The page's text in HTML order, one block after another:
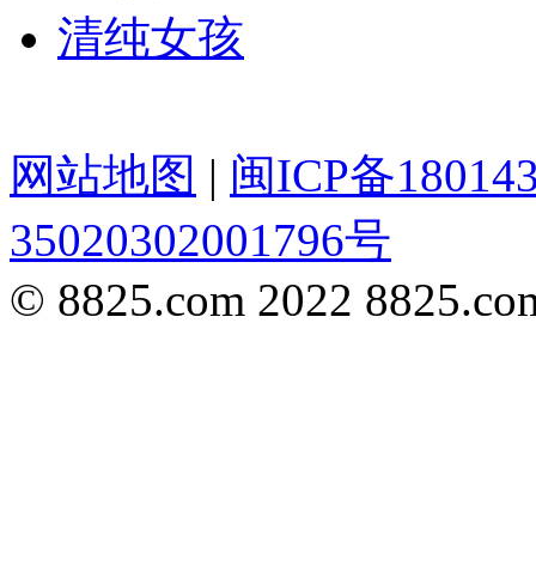
清纯女孩
网站地图 | 闽ICP备
35020302001796号
© 8825.com 2022